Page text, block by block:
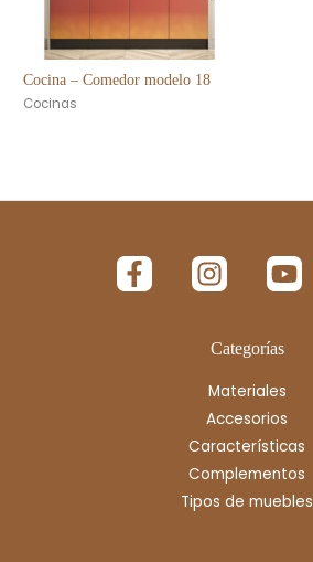
Cocina – Comedor modelo 18
Cocinas
Categorías
Materiales
Accesorios
Características
Complementos
Tipos de muebles